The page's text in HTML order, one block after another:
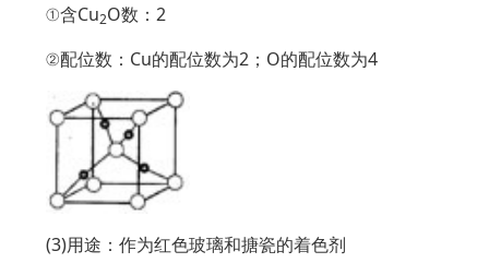
①含Cu2O数：2
②配位数：Cu的配位数为2；O的配位数为4
(3)用途：作为红色玻璃和搪瓷的着色剂